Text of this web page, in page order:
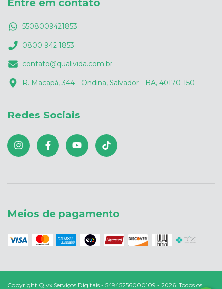
Entre em contato
5508009421853
0800 942 1853
contato@qualivida.com.br
R. Macapá, 344 - Ondina, Salvador - BA, 40170-150
Redes Sociais
Meios de pagamento
Copyright Qlvx Serviços Digitais - 54945256000109 - 2026. Todos os